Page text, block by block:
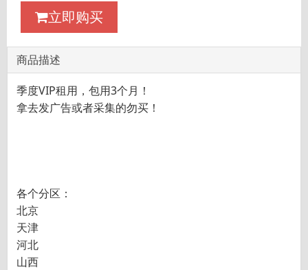
立即购买
商品描述
季度VIP租用，包用3个月！
拿去发广告或者采集的勿买！
各个分区：
北京
天津
河北
山西